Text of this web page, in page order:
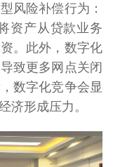
风险补偿行为：
资产从贷款业务
。此外，数字化
致更多网点关闭
数字化竞争会显
济形成压力。